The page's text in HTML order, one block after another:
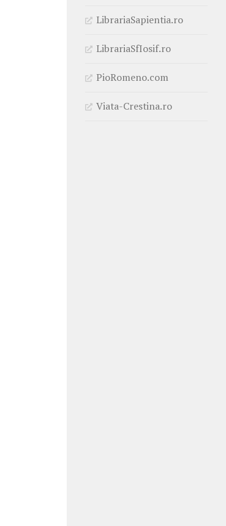
LibrariaSapientia.ro
LibrariaSfIosif.ro
PioRomeno.com
Viata-Crestina.ro